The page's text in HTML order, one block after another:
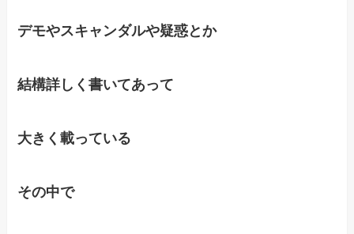
デモやスキャンダルや疑惑とか
結構詳しく書いてあって
大きく載っている
その中で